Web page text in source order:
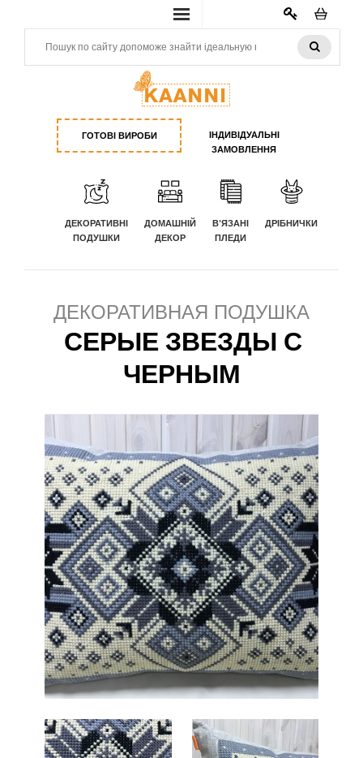
КАБИНЕТ
ГОТОВІ ВИРОБИ
ІНДИВІДУАЛЬНІ
ЗАМОВЛЕННЯ
ДЕКОРАТИВНІ
ПОДУШКИ
ДОМАШНІЙ
ДЕКОР
В'ЯЗАНІ
ПЛЕДИ
ДРІБНИЧКИ
ДЕКОРАТИВНАЯ ПОДУШКА
СЕРЫЕ ЗВЕЗДЫ С
ЧЕРНЫМ